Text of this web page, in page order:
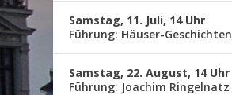
Samstag, 11. Juli, 14 Uhr
Führung: Häuser-Geschichten
Samstag, 22. August, 14 Uhr
Führung: Joachim Ringelnatz